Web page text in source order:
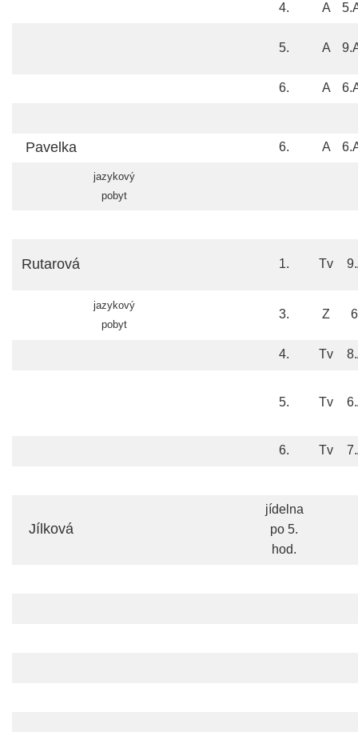
4. A
5. A
6. A
Pavelka 6. A
jazykový
pobyt
Rutarová 1. Tv
jazykový
pobyt
3. Z
4. Tv
5. Tv
6. Tv
Jílková
jídelna
po 5.
hod.